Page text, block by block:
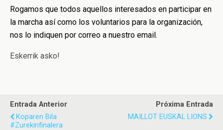
Rogamos que todos aquellos interesados en participar en
la marcha así como los voluntarios para la organización,
nos lo indiquen por correo a nuestro email.
Eskerrik asko!
Entrada Anterior
Koparen Bila
#zurekinfinalera
Próxima Entrada
MAILLOT EUSKAL LIONS